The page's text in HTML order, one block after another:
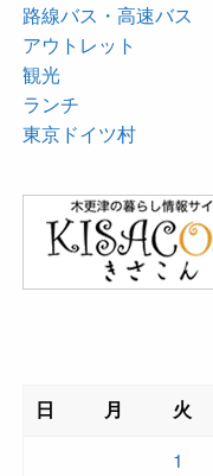
路線バス・高速バス
アウトレット
観光
ランチ
東京ドイツ村
日
月 火
1